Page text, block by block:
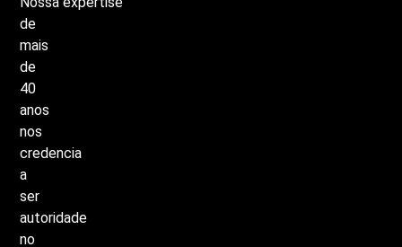
de
mais
de
40
anos
nos
credencia
a
ser
autoridade
no